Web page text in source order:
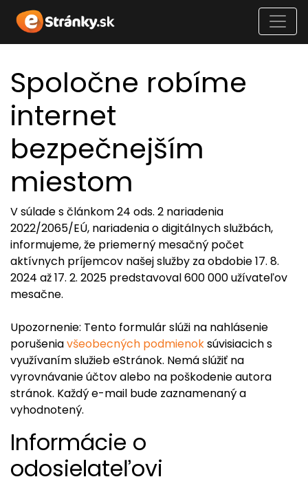
Spoločne robíme
internet
bezpečnejším
miestom
V súlade s článkom 24 ods. 2 nariadenia
2022/2065/EÚ, nariadenia o digitálnych službách,
informujeme, že priemerný mesačný počet
aktívnych príjemcov našej služby za obdobie 17. 8.
2024 až 17. 2. 2025 predstavoval 600 000 užívateľov
mesačne.
Upozornenie: Tento formulár slúži na nahlásenie
porušeniavšeobecných podmienoksúvisiacich s
využívaním služieb eStránok. Nemá slúžiť na
vyrovnávanie účtov alebo na poškodenie autora
stránok. Každý e-mail bude zaznamenaný a
vyhodnotený.
Informácie o
odosielateľovi